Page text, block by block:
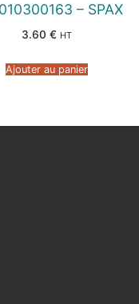
– SPAX
3.60 € HT
Ajouter au panier